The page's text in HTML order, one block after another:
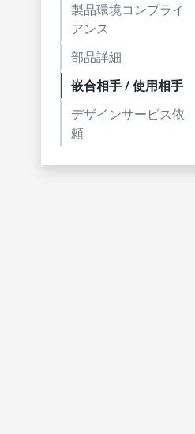
製品環境コンプライ
アンス
部品詳細
嵌合相手 / 使用相手
デザインサービス依
頼